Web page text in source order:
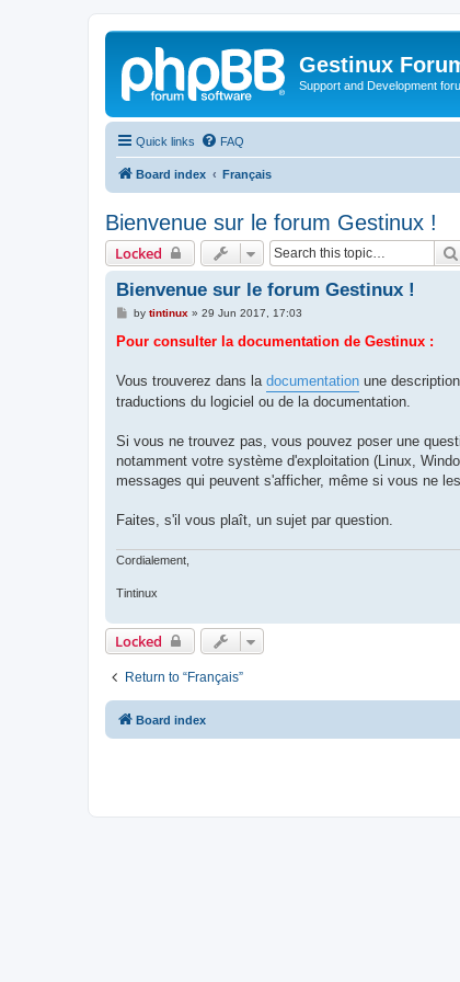
Gestinux
Support and Development
Quick links FAQ
Board index Français
Bienvenue sur le forum Gestinux !
Locked
Bienvenue sur le forum Gestinux !
P
s
by tintinux » 29 Jun 2017, 17:03
Pour consulter la documentation de Gestinux :
Vous trouverez dans la documentation une
traductions du logiciel ou de la documentation.
Si vous ne trouvez pas, vous pouvez poser une
notamment votre système d'exploitation (Linux,
messages qui peuvent s'afficher, même si vous ne
Faites, s'il vous plaît, un sujet par question.
Cordialement,
Tintinux
Locked
Return to “Français”
Board index